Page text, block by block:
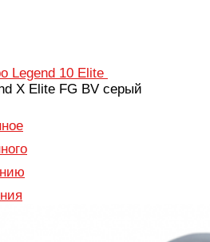
Legend 10 Elite
X Elite FG BV серый